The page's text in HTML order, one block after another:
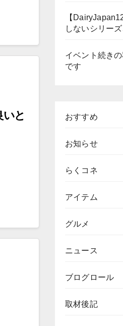
いと
【
しないシリーズ
イベント続き
です
おすすめ
お知らせ
らくコネ
アイテム
グルメ
ニュース
ブログロール
取材後記